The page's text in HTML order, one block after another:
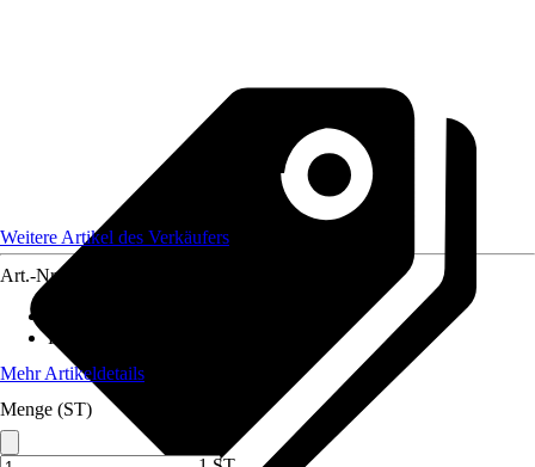
Weitere Artikel des Verkäufers
Art.-Nr.
Funktionen
Mehr Artikeldetails
Menge (ST)